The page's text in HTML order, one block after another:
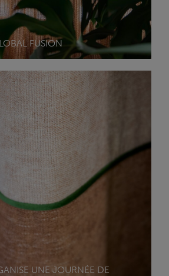
FUSION
UNE JOURNÉE DE